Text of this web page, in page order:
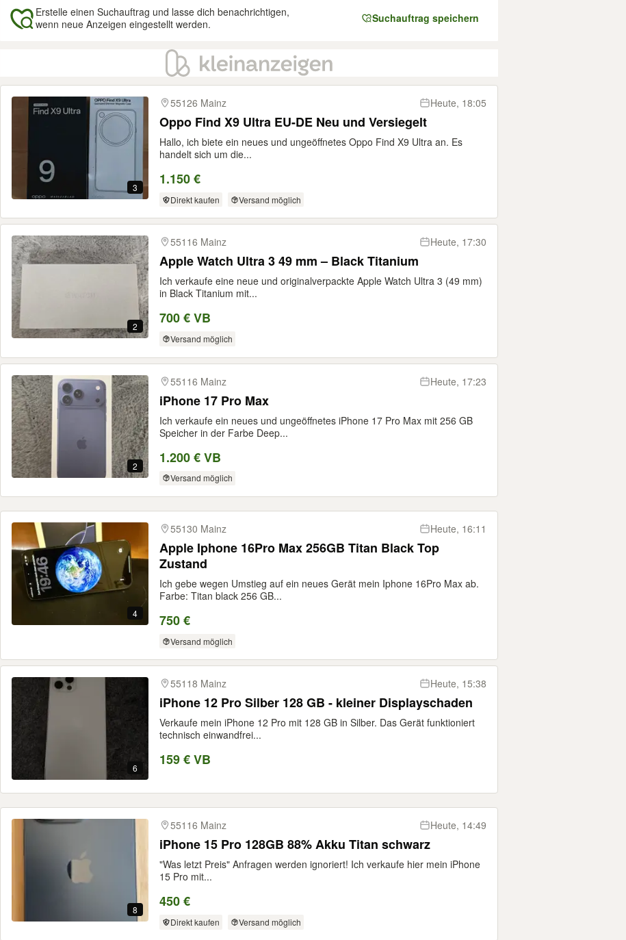
Erstelle einen Suchauftrag und lasse dich benachrichtigen,
wenn neue Anzeigen eingestellt werden.
Suchauftrag speichern
Ergebnisse
3
55126 Mainz Heute, 18:05
Oppo Find X9 Ultra EU-DE Neu und Versiegelt
Hallo, ich biete ein neues und ungeöffnetes Oppo Find X9 Ultra an. Es
handelt sich um die...
1.150 €
Direkt kaufen Versand möglich
2
55116 Mainz Heute, 17:30
Apple Watch Ultra 3 49 mm – Black Titanium
Ich verkaufe eine neue und originalverpackte Apple Watch Ultra 3 (49 mm)
in Black Titanium mit...
700 € VB
Versand möglich
2
55116 Mainz Heute, 17:23
iPhone 17 Pro Max
Ich verkaufe ein neues und ungeöffnetes iPhone 17 Pro Max mit 256 GB
Speicher in der Farbe Deep...
1.200 € VB
Versand möglich
4
55130 Mainz Heute, 16:11
Apple Iphone 16Pro Max 256GB Titan Black Top
Zustand
Ich gebe wegen Umstieg auf ein neues Gerät mein Iphone 16Pro Max ab.
Farbe: Titan black 256 GB...
750 €
Versand möglich
6
55118 Mainz Heute, 15:38
iPhone 12 Pro Silber 128 GB - kleiner Displayschaden
Verkaufe mein iPhone 12 Pro mit 128 GB in Silber. Das Gerät funktioniert
technisch einwandfrei...
159 € VB
8
55116 Mainz Heute, 14:49
iPhone 15 Pro 128GB 88% Akku Titan schwarz
"Was letzt Preis" Anfragen werden ignoriert! Ich verkaufe hier mein iPhone
15 Pro mit...
450 €
Direkt kaufen Versand möglich